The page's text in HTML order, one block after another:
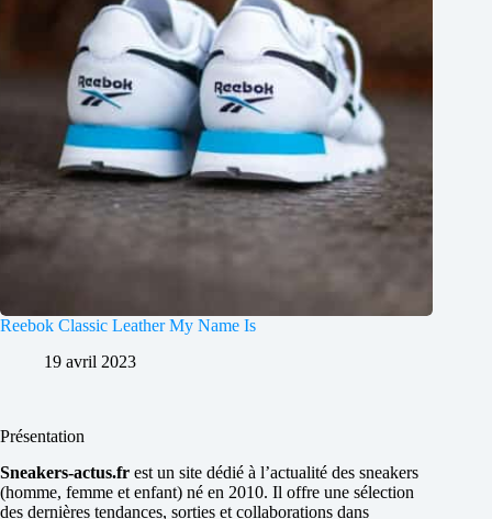
Reebok Classic Leather My Name Is
19 avril 2023
Présentation
Sneakers-actus.fr est un site dédié à l’actualité des sneakers
(homme, femme et enfant) né en 2010. Il offre une sélection
des dernières tendances, sorties et collaborations dans